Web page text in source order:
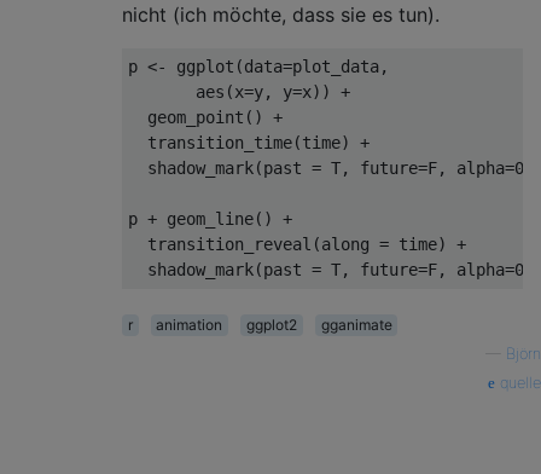
nicht (ich möchte, dass sie es tun).
p <- ggplot (data=plot_data,
       aes
(x=y, y=x))
+
  geom_point
()
+
  transition_time
(time)
+
  shadow_mark
(past = T, future=F, alpha=
p + geom_line()
+
  transition_reveal
(along = time)
+
  shadow_mark
(past = T, future=F, alpha=
r animation ggplot2
gganimate
Björn
quelle